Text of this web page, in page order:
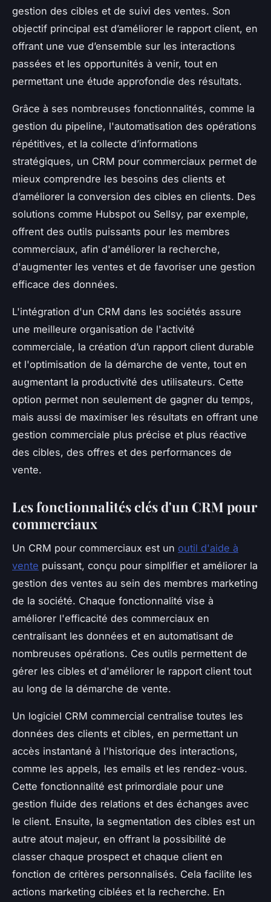
gestion des cibles et de suivi des ventes. Son
objectif principal est d’améliorer le rapport client, en
offrant une vue d’ensemble sur les interactions
passées et les opportunités à venir, tout en
permettant une étude approfondie des résultats.
Grâce à ses nombreuses fonctionnalités, comme la
gestion du pipeline, l'automatisation des opérations
répétitives, et la collecte d’informations
stratégiques, un CRM pour commerciaux permet de
mieux comprendre les besoins des clients et
d’améliorer la conversion des cibles en clients. Des
solutions comme Hubspot ou Sellsy, par exemple,
offrent des outils puissants pour les membres
commerciaux, afin d'améliorer la recherche,
d'augmenter les ventes et de favoriser une gestion
efficace des données.
L'intégration d'un CRM dans les sociétés assure
une meilleure organisation de l'activité
commerciale, la création d’un rapport client durable
et l'optimisation de la démarche de vente, tout en
augmentant la productivité des utilisateurs. Cette
option permet non seulement de gagner du temps,
mais aussi de maximiser les résultats en offrant une
gestion commerciale plus précise et plus réactive
des cibles, des offres et des performances de
vente.
Les fonctionnalités clés d'un CRM pour
commerciaux
Un CRM pour commerciaux est un outil d'aide à
vente puissant, conçu pour simplifier et améliorer la
gestion des ventes au sein des membres marketing
de la société. Chaque fonctionnalité vise à
améliorer l'efficacité des commerciaux en
centralisant les données et en automatisant de
nombreuses opérations. Ces outils permettent de
gérer les cibles et d'améliorer le rapport client tout
au long de la démarche de vente.
Un logiciel CRM commercial centralise toutes les
données des clients et cibles, en permettant un
accès instantané à l'historique des interactions,
comme les appels, les emails et les rendez-vous.
Cette fonctionnalité est primordiale pour une
gestion fluide des relations et des échanges avec
le client. Ensuite, la segmentation des cibles est un
autre atout majeur, en offrant la possibilité de
classer chaque prospect et chaque client en
fonction de critères personnalisés. Cela facilite les
actions marketing ciblées et la recherche. En